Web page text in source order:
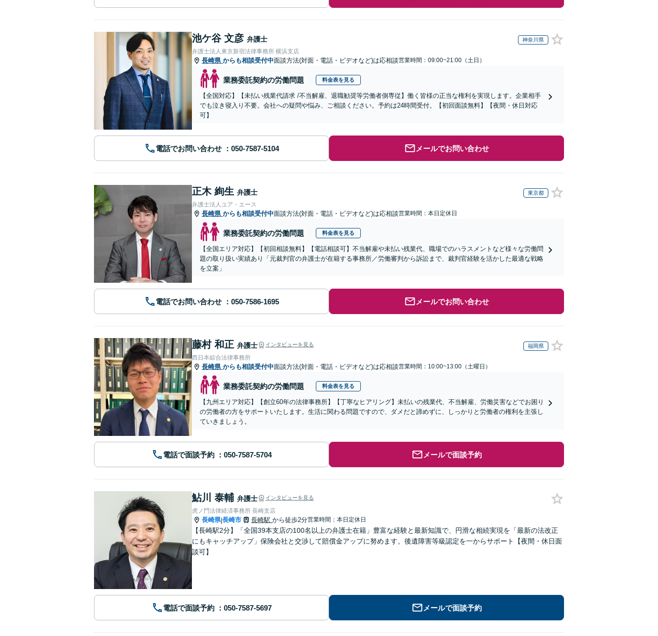
池ケ谷 文彦 弁護士 神奈川県
弁護士法人東京新宿法律事務所 横浜支店
長崎県 からも相談受付中面談方法(対面・電話・ビデオなど)は応相談営業時間：09:00~21:00（土日）
業務委託契約の労働問題 料金表を見る
【全国対応】【未払い残業代請求 /不当解雇、退職勧奨等労働者側専従】働く皆様の正当な権利を実現します。企業相手
でも泣き寝入り不要。会社への疑問や悩み、ご相談ください。予約は24時間受付。【初回面談無料】【夜間・休日対応
可】
電話でお問い合わせ メールでお問い合わせ
正木 絢生 弁護士 東京都
弁護士法人ユア・エース
長崎県 からも相談受付中面談方法(対面・電話・ビデオなど)は応相談営業時間：本日定休日
業務委託契約の労働問題 料金表を見る
【全国エリア対応】【初回相談無料】【電話相談可】不当解雇や未払い残業代、職場でのハラスメントなど様々な労働問
題の取り扱い実績あり「元裁判官の弁護士が在籍する事務所／労働審判から訴訟まで、裁判官経験を活かした最適な戦略
を立案」
電話でお問い合わせ メールでお問い合わせ
藤村 和正 弁護士 インタビューを見る 福岡県
西日本綜合法律事務所
長崎県 からも相談受付中面談方法(対面・電話・ビデオなど)は応相談営業時間：10:00~13:00（土曜日）
業務委託契約の労働問題 料金表を見る
【九州エリア対応】【創立60年の法律事務所】【丁寧なヒアリング】未払いの残業代、不当解雇、労働災害などでお困り
の労働者の方をサポートいたします。生活に関わる問題ですので、ダメだと諦めずに、しっかりと労働者の権利を主張し
ていきましょう。
電話で面談予約 メールで面談予約
鮎川 泰輔 弁護士 インタビューを見る
虎ノ門法律経済事務所 長崎支店
長崎県|長崎市 長崎駅 から徒歩2分営業時間：本日定休日
【長崎駅2分】「全国39本支店の100名以上の弁護士在籍」豊富な経験と最新知識で、円滑な相続実現を「最新の法改正
にもキャッチアップ」保険会社と交渉して賠償金アップに努めます。後遺障害等級認定を一からサポート【夜間・休日面
談可】
電話で面談予約 メールで面談予約